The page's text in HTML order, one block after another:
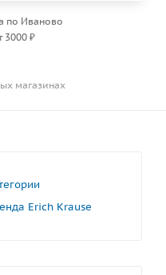
по Иваново
3000 ₽
магазинах
Erich Krause